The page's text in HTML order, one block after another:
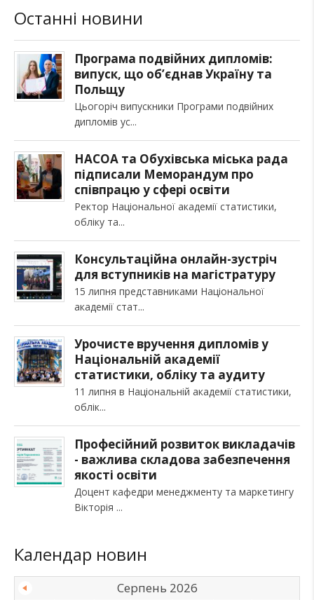
Останні новини
Програма подвійних дипломів:
випуск, що об’єднав Україну та
Польщу
Цьогоріч випускники Програми подвійних
дипломів ус
НАСОА та Обухівська міська рада
підписали Меморандум про
співпрацю у сфері освіти
Ректор Національної академії статистики,
обліку та
Консультаційна онлайн-зустріч
для вступників на магістратуру
15 липня представниками Національної
академії стат
Урочисте вручення дипломів у
Національній академії
статистики, обліку та аудиту
11 липня в Національній академії статистики,
облік
Професійний розвиток викладачів
- важлива складова забезпечення
якості освіти
Доцент кафедри менеджменту та маркетингу
Вікторія
Календар новин
Серпень 2026